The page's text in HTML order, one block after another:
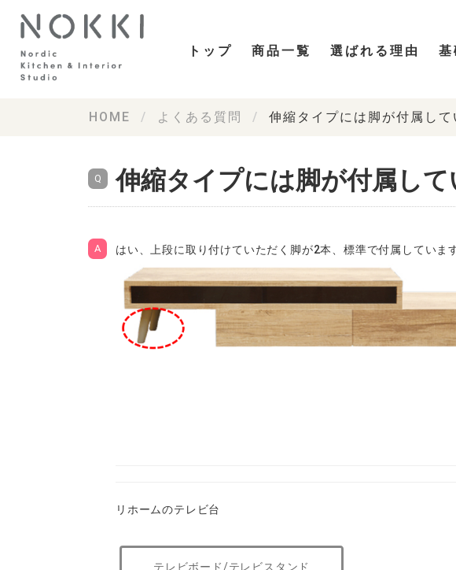
トップ 商品一覧 選ばれる理由 基
HOME よくある質問 伸縮タイプには脚が付属して
伸縮タイプには脚が付属して
はい、上段に取り付けていただく脚が2本、標準で付属していま
リホームのテレビ台
テレビボード/テレビスタンド